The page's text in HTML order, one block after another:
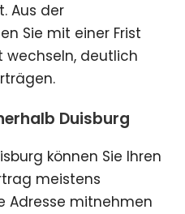
Aus der
Sie mit einer Frist
wechseln, deutlich
Duisburg
können Sie Ihren
meistens
Adresse mitnehmen